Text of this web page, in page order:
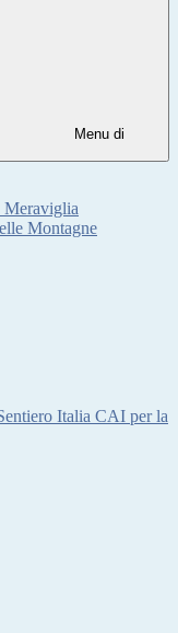
Menu di
Meraviglia
Montagne
Italia CAI per la